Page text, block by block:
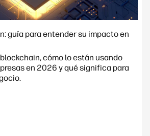
guía para entender su impacto en
cómo lo están usando
en 2026 y qué significa para